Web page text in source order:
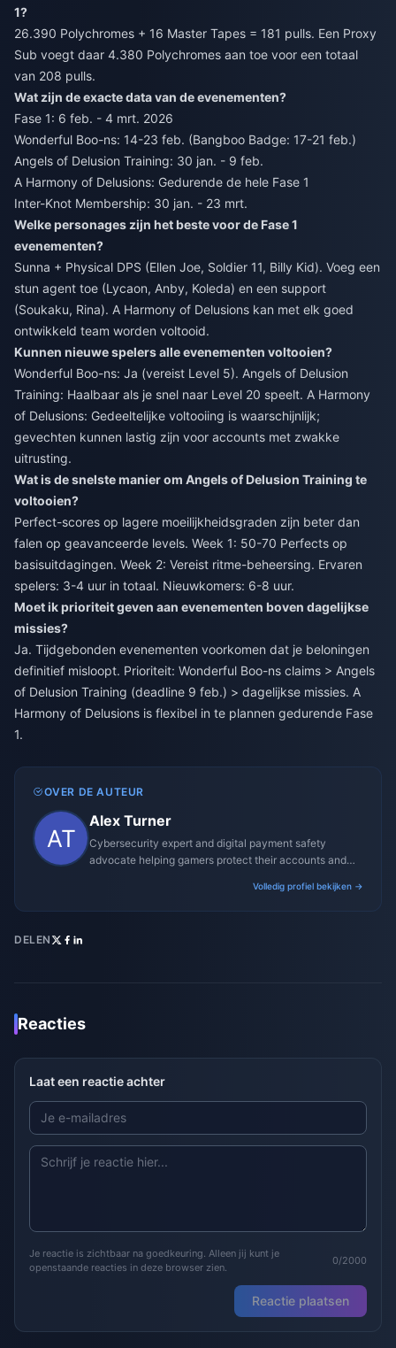
1?
26.390 Polychromes + 16 Master Tapes = 181 pulls. Een Proxy
Sub voegt daar 4.380 Polychromes aan toe voor een totaal
van 208 pulls.
Wat zijn de exacte data van de evenementen?
Fase 1: 6 feb. - 4 mrt. 2026
Wonderful Boo-ns: 14-23 feb. (Bangboo Badge: 17-21 feb.)
Angels of Delusion Training: 30 jan. - 9 feb.
A Harmony of Delusions: Gedurende de hele Fase 1
Inter-Knot Membership: 30 jan. - 23 mrt.
Welke personages zijn het beste voor de Fase 1
evenementen?
Sunna + Physical DPS (Ellen Joe, Soldier 11, Billy Kid). Voeg een
stun agent toe (Lycaon, Anby, Koleda) en een support
(Soukaku, Rina). A Harmony of Delusions kan met elk goed
ontwikkeld team worden voltooid.
Kunnen nieuwe spelers alle evenementen voltooien?
Wonderful Boo-ns: Ja (vereist Level 5). Angels of Delusion
Training: Haalbaar als je snel naar Level 20 speelt. A Harmony
of Delusions: Gedeeltelijke voltooiing is waarschijnlijk;
gevechten kunnen lastig zijn voor accounts met zwakke
uitrusting.
Wat is de snelste manier om Angels of Delusion Training te
voltooien?
Perfect-scores op lagere moeilijkheidsgraden zijn beter dan
falen op geavanceerde levels. Week 1: 50-70 Perfects op
basisuitdagingen. Week 2: Vereist ritme-beheersing. Ervaren
spelers: 3-4 uur in totaal. Nieuwkomers: 6-8 uur.
Moet ik prioriteit geven aan evenementen boven dagelijkse
missies?
Ja. Tijdgebonden evenementen voorkomen dat je beloningen
definitief misloopt. Prioriteit: Wonderful Boo-ns claims > Angels
of Delusion Training (deadline 9 feb.) > dagelijkse missies. A
Harmony of Delusions is flexibel in te plannen gedurende Fase
1.
OVER DE AUTEUR
Alex Turner
Cybersecurity expert and digital payment safety
advocate helping gamers protect their accounts and
Volledig profiel bekijken →
DELEN
Reacties
Laat een reactie achter
Je reactie is zichtbaar na goedkeuring. Alleen jij kunt je
openstaande reacties in deze browser zien.
0/2000
Reactie plaatsen